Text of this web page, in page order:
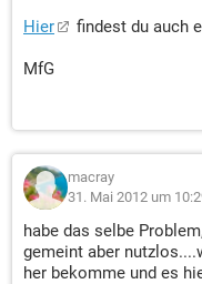
Hier findest du auch
MfG
macray
31. Mai 2012 um
habe das selbe
gemeint aber
her bekomme und es